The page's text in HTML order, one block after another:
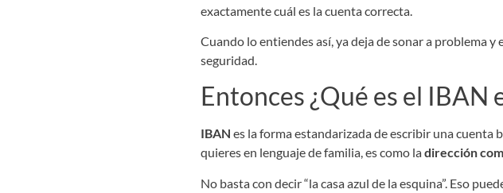
exactamente cuál es la cuenta correcta.
Cuando lo entiendes así, ya deja de sonar a problema
seguridad.
Entonces ¿Qué es el IBAN
IBAN es la forma estandarizada de escribir una cuenta
quieres en lenguaje de familia, es como ladirección
No basta con decir “la casa azul de la esquina”. Eso